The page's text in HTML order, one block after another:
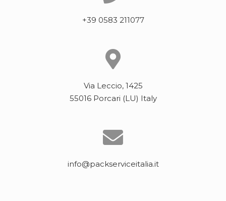
+39 0583 211077
Via Leccio, 1425
55016 Porcari (LU) Italy
info@packserviceitalia.it